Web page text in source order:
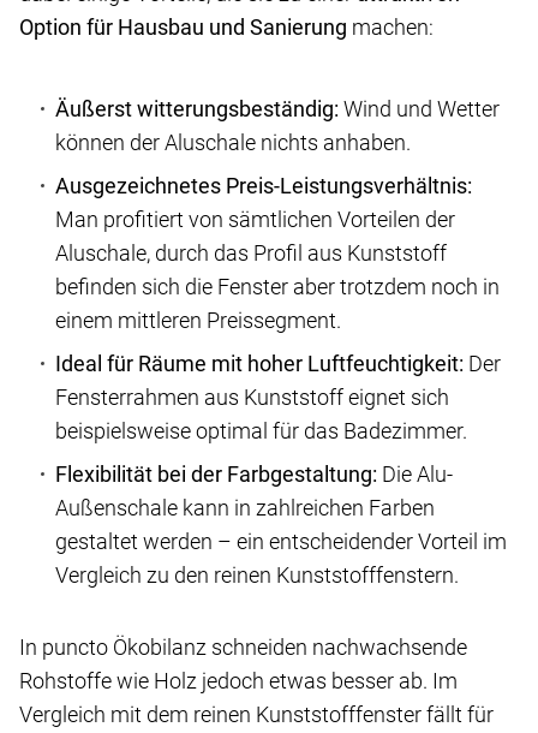
Option für Hausbau und Sanierung machen:
Äußerst witterungsbeständig: Wind und Wetter
können der Aluschale nichts anhaben.
Ausgezeichnetes Preis-Leistungsverhältnis:
Man profitiert von sämtlichen Vorteilen der
Aluschale, durch das Profil aus Kunststoff
befinden sich die Fenster aber trotzdem noch in
einem mittleren Preissegment.
Ideal für Räume mit hoher Luftfeuchtigkeit: Der
Fensterrahmen aus Kunststoff eignet sich
beispielsweise optimal für das Badezimmer.
Flexibilität bei der Farbgestaltung: Die Alu-
Außenschale kann in zahlreichen Farben
gestaltet werden – ein entscheidender Vorteil im
Vergleich zu den reinen Kunststofffenstern.
In puncto Ökobilanz schneiden nachwachsende
Rohstoffe wie Holz jedoch etwas besser ab. Im
Vergleich mit dem reinen Kunststofffenster fällt für